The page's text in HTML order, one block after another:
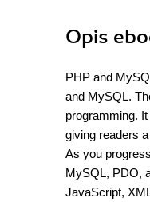
Opis
PHP and
and MySQL.
programming.
giving readers
As you
MySQL, PDO,
JavaScript,